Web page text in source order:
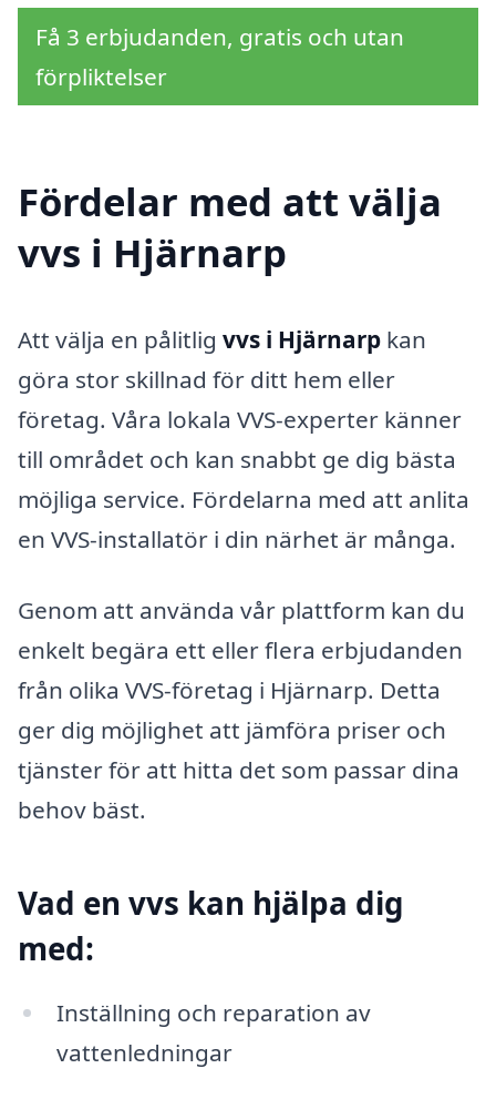
Få 3 erbjudanden, gratis och utan
förpliktelser
Fördelar med att välja
vvs i Hjärnarp
Att välja en pålitlig vvs i Hjärnarp kan
göra stor skillnad för ditt hem eller
företag. Våra lokala VVS-experter känner
till området och kan snabbt ge dig bästa
möjliga service. Fördelarna med att anlita
en VVS-installatör i din närhet är många.
Genom att använda vår plattform kan du
enkelt begära ett eller flera erbjudanden
från olika VVS-företag i Hjärnarp. Detta
ger dig möjlighet att jämföra priser och
tjänster för att hitta det som passar dina
behov bäst.
Vad en vvs kan hjälpa dig
med:
Inställning och reparation av
vattenledningar